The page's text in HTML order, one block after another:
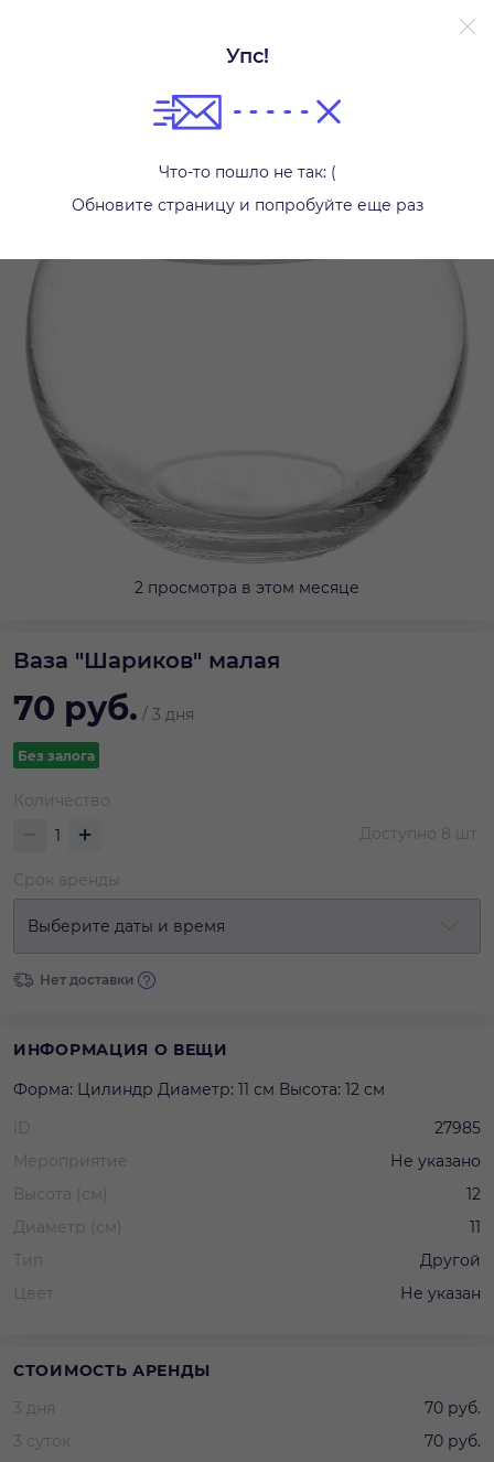
Упс!
Что-то пошло не так: (
Обновите страницу и попробуйте еще раз
2 просмотра в этом месяце
Ваза "Шариков" малая
70 руб. / 3 дня
Без залога
Количество
Доступно 8 шт.
Срок аренды
Выберите даты и время
Нет доставки
ИНФОРМАЦИЯ О ВЕЩИ
Форма: Цилиндр Диаметр: 11 см Высота: 12 см
ID
27985
Мероприятие
Не указано
Высота (см)
12
Диаметр (см)
11
Тип
Другой
Цвет
Не указан
СТОИМОСТЬ АРЕНДЫ
3 дня
70 руб.
3 суток
70 руб.